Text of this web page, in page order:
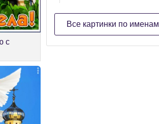
с
Все картинки по именам